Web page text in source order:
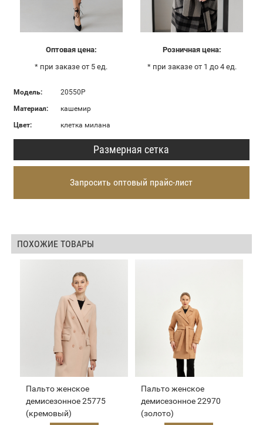
Оптовая цена:
* при заказе от 5 ед.
Розничная цена:
* при заказе от 1 до 4 ед.
Модель:
20550Р
Материал:
кашемир
Цвет:
клетка милана
Размерная сетка
Запросить оптовый прайс-лист
ПОХОЖИЕ ТОВАРЫ
Пальто женское
демисезонное 25775
(кремовый)
Пальто женское
демисезонное 22970
(золото)